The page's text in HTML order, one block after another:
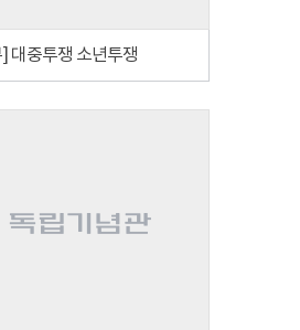
] 대중투쟁 소년투쟁